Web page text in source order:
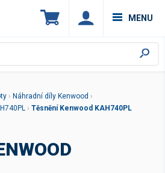
MENU
› Náhradní díly Kenwood ›
› Těsnění Kenwood KAH740PL